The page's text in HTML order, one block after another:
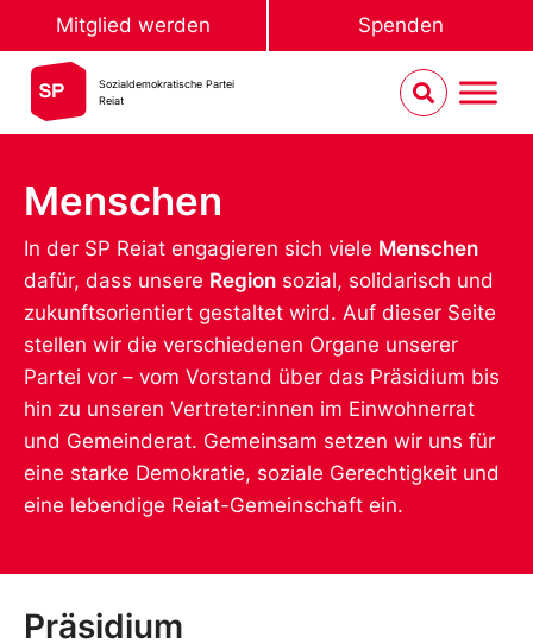
Mitglied werden Spenden
Sozialdemokratische Partei
Reiat
Menschen
In der SP Reiat engagieren sich viele Menschen
dafür, dass unsere Region sozial, solidarisch und
zukunftsorientiert gestaltet wird. Auf dieser Seite
stellen wir die verschiedenen Organe unserer
Partei vor – vom Vorstand über das Präsidium bis
hin zu unseren Vertreter:innen im Einwohnerrat
und Gemeinderat. Gemeinsam setzen wir uns für
eine starke Demokratie, soziale Gerechtigkeit und
eine lebendige Reiat-Gemeinschaft ein.
Präsidium